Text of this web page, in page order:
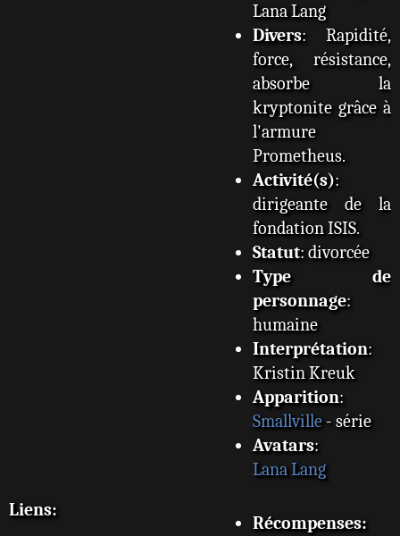
Lana Lang
Divers: Rapidité,
force, résistance,
absorbe la
kryptonite grâce à
l'armure
Prometheus.
Activité(s):
dirigeante de la
fondation ISIS.
Statut: divorcée
Type de
personnage:
humaine
Interprétation:
Kristin Kreuk
Apparition:
Smallville- série
Avatars:
Lana Lang
Liens:
Récompenses: